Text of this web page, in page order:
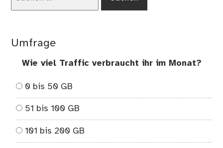
Umfrage
Wie viel Traffic verbraucht ihr im Monat?
0 bis 50 GB
51 bis 100 GB
101 bis 200 GB